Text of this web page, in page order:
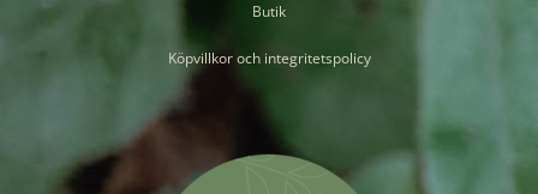
Butik
Köpvillkor och integritetspolicy